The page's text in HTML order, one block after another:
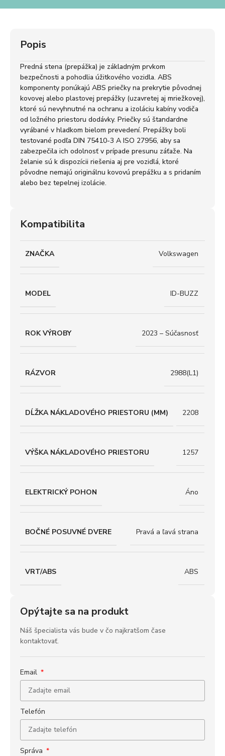
Popis
Predná stena (prepážka) je základným prvkom
bezpečnosti a pohodlia úžitkového vozidla. ABS
komponenty ponúkajú ABS priečky na prekrytie pôvodnej
kovovej alebo plastovej prepážky (uzavretej aj mriežkovej),
ktoré sú nevyhnutné na ochranu a izoláciu kabíny vodiča
od ložného priestoru dodávky. Priečky sú štandardne
vyrábané v hladkom bielom prevedení. Prepážky boli
testované podľa DIN 75410-3 A ISO 27956, aby sa
zabezpečila ich odolnosť v prípade presunu záťaže. Na
želanie sú k dispozícii riešenia aj pre vozidlá, ktoré
pôvodne nemajú originálnu kovovú prepážku a s pridaním
alebo bez tepelnej izolácie.
Kompatibilita
ZNAČKA Volkswagen
MODEL ID-BUZZ
ROK VÝROBY 2023 – Súčasnosť
RÁZVOR 2988(L1)
DĹŽKA NÁKLADOVÉHO PRIESTORU (MM) 2208
VÝŠKA NÁKLADOVÉHO PRIESTORU 1257
ELEKTRICKÝ POHON Áno
BOČNÉ POSUVNÉ DVERE Pravá a ľavá strana
VRT/ABS ABS
Opýtajte sa na produkt
Náš špecialista vás bude v čo najkratšom čase
kontaktovať.
Email
Telefón
Správa